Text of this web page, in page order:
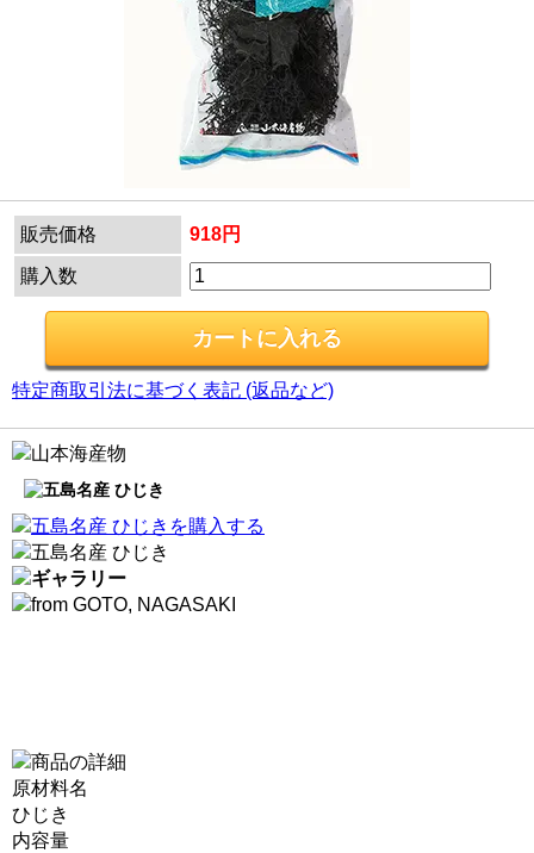
販売価格 918円
購入数
特定商取引法に基づく表記 (返品など)
原材料名
ひじき
内容量